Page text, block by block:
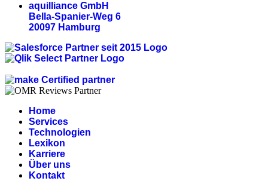
aquilliance GmbH
Bella-Spanier-Weg 6
20097 Hamburg
Home
Services
Technologien
Lexikon
Karriere
Über uns
Kontakt